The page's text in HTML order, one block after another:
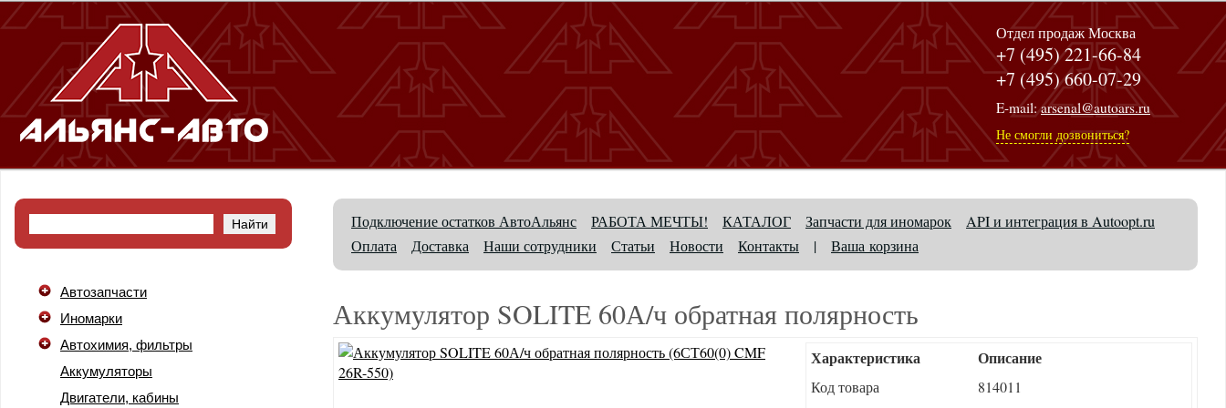
Отдел продаж Москва
+7 (495) 221-66-84
+7 (495) 660-07-29
E-mail:arsenal@autoars.ru
Не смогли дозвониться?
Автозапчасти
Иномарки
Автохимия, фильтры
Аккумуляторы
Двигатели, кабины
Подключение остатков АвтоАльянс РАБОТА МЕЧТЫ! КАТАЛОГ Запчасти для иномарок
API и интеграция в Autoopt.ru
Оплата
Доставка Наши сотрудники Статьи Новости Контакты | Ваша корзина
Аккумулятор SOLITE 60А/ч обратная полярность
Характеристика Описание
Код товара
814011